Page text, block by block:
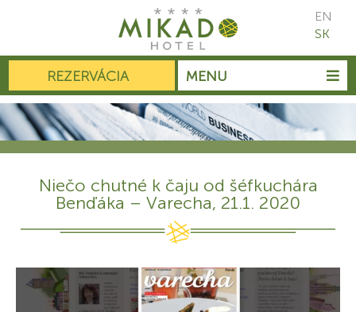
MENU
REZERVÁCIA
EN
SK
Niečo chutné k čaju od šéfkuchára
Benďáka – Varecha, 21.1. 2020